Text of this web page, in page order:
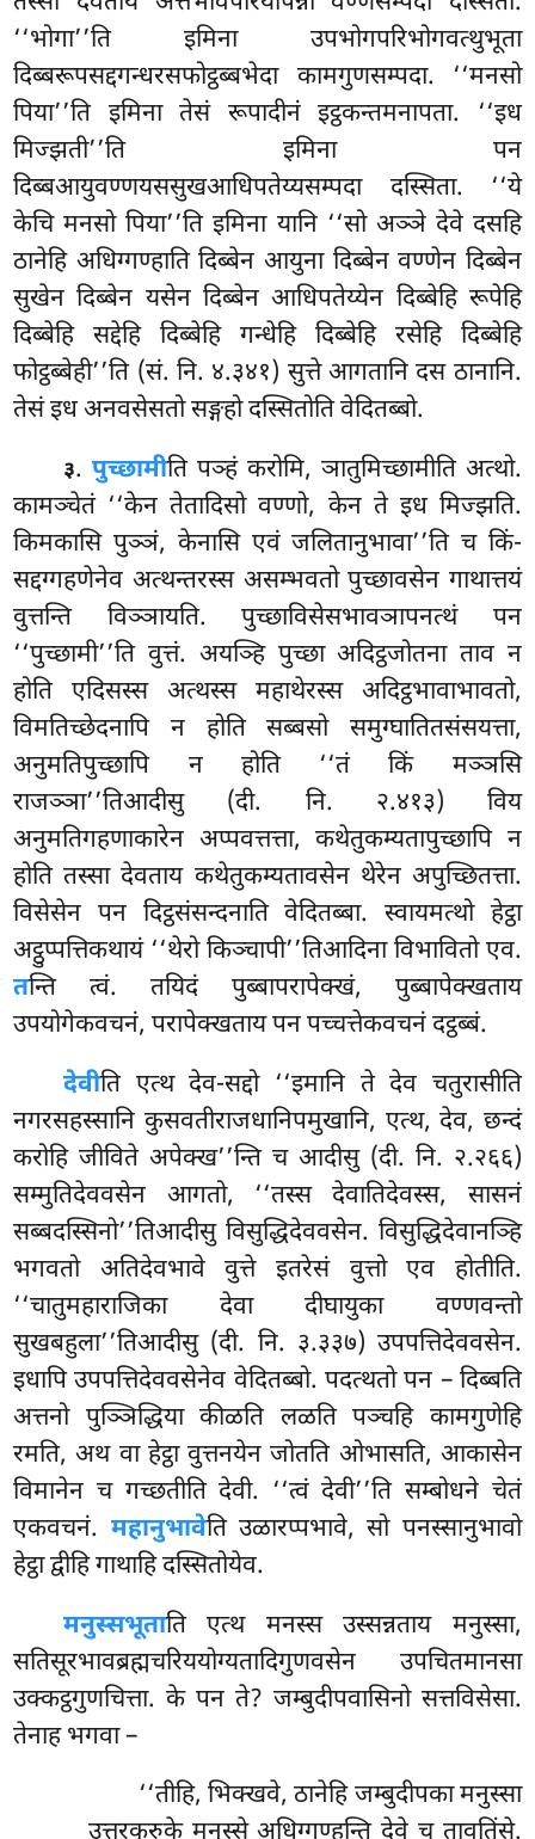
‘‘भोगा’’ति इमिना उपभोगपरिभोगवत्थुभूता
दिब्बरूपसद्दगन्धरसफोट्ठब्बभेदा कामगुणसम्पदा. ‘‘मनसो
पिया’’ति इमिना तेसं रूपादीनं इट्ठकन्तमनापता. ‘‘इध
मिज्झती’’ति इमिना पन
दिब्बआयुवण्णयससुखआधिपतेय्यसम्पदा दस्सिता. ‘‘ये
केचि मनसो पिया’’ति इमिना यानि ‘‘सो अञ्ञे देवे दसहि
ठानेहि अधिग्गण्हाति दिब्बेन आयुना दिब्बेन वण्णेन दिब्बेन
सुखेन दिब्बेन यसेन दिब्बेन आधिपतेय्येन दिब्बेहि रूपेहि
दिब्बेहि सद्देहि दिब्बेहि गन्धेहि दिब्बेहि रसेहि दिब्बेहि
फोट्ठब्बेही’’ति (सं. नि. ४.३४१) सुत्ते आगतानि दस ठानानि.
तेसं इध अनवसेसतो सङ्गहो दस्सितोति वेदितब्बो.
३. पुच्छामीति पञ्हं करोमि, ञातुमिच्छामीति अत्थो.
कामञ्चेतं ‘‘केन तेतादिसो वण्णो, केन ते इध मिज्झति.
किमकासि पुञ्ञं, केनासि एवं जलितानुभावा’’ति च किं-
सद्दग्गहणेनेव अत्थन्तरस्स असम्भवतो पुच्छावसेन गाथात्तयं
वुत्तन्ति विञ्ञायति. पुच्छाविसेसभावञापनत्थं पन
‘‘पुच्छामी’’ति वुत्तं. अयञ्हि पुच्छा अदिट्ठजोतना ताव न
होति एदिसस्स अत्थस्स महाथेरस्स अदिट्ठभावाभावतो,
विमतिच्छेदनापि न होति सब्बसो समुग्घातितसंसयत्ता,
अनुमतिपुच्छापि न होति ‘‘तं किं मञ्ञसि
राजञ्ञा’’तिआदीसु (दी. नि. २.४१३) विय
अनुमतिगहणाकारेन अप्पवत्तत्ता, कथेतुकम्यतापुच्छापि न
होति तस्सा देवताय कथेतुकम्यतावसेन थेरेन अपुच्छितत्ता.
विसेसेन पन दिट्ठसंसन्दनाति वेदितब्बा. स्वायमत्थो हेट्ठा
अट्ठुप्पत्तिकथायं ‘‘थेरो किञ्चापी’’तिआदिना विभावितो एव.
तन्ति त्वं. तयिदं पुब्बापरापेक्खं, पुब्बापेक्खताय
उपयोगेकवचनं, परापेक्खताय पन पच्चत्तेकवचनं दट्ठब्बं.
देवीति एत्थ देव-सद्दो ‘‘इमानि ते देव चतुरासीति
नगरसहस्सानि कुसवतीराजधानिपमुखानि, एत्थ, देव, छन्दं
करोहि जीवितेअपेक्ख’’न्ति च आदीसु (दी. नि. २.२६६)
सम्मुतिदेववसेन आगतो, ‘‘तस्स देवातिदेवस्स, सासनं
सब्बदस्सिनो’’तिआदीसु विसुद्धिदेववसेन. विसुद्धिदेवानञ्हि
भगवतो अतिदेवभावे वुत्ते इतरेसं वुत्तो एव होतीति.
‘‘चातुमहाराजिका देवा दीघायुका वण्णवन्तो
सुखबहुला’’तिआदीसु (दी. नि. ३.३३७) उपपत्तिदेववसेन.
इधापि उपपत्तिदेववसेनेव वेदितब्बो. पदत्थतो पन – दिब्बति
अत्तनो पुञ्ञिद्धिया कीळति लळति पञ्चहि कामगुणेहि
रमति, अथ वा हेट्ठा वुत्तनयेन जोतति ओभासति, आकासेन
विमानेन च गच्छतीति देवी. ‘‘त्वं देवी’’ति सम्बोधने चेतं
एकवचनं. महानुभावेति उळारप्पभावे, सो पनस्सानुभावो
हेट्ठा द्वीहि गाथाहि दस्सितोयेव.
मनुस्सभूताति एत्थ मनस्स उस्सन्नताय मनुस्सा,
सतिसूरभावब्रह्मचरिययोग्यतादिगुणवसेन उपचितमानसा
उक्कट्ठगुणचित्ता. के पन ते? जम्बुदीपवासिनो सत्तविसेसा.
तेनाह भगवा –
‘‘तीहि, भिक्खवे, ठानेहि जम्बुदीपका मनुस्सा